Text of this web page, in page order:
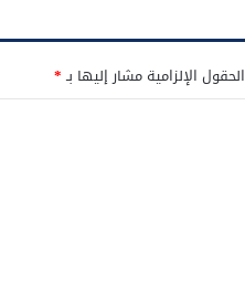
الحقول الإلزامية مشار إليها بـ*